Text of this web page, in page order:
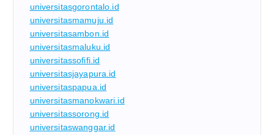
universitasgorontalo.id
universitasmamuju.id
universitasambon.id
universitasmaluku.id
universitassofifi.id
universitasjayapura.id
universitaspapua.id
universitasmanokwari.id
universitassorong.id
universitaswanggar.id